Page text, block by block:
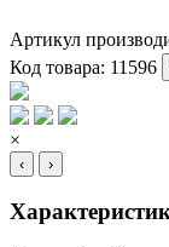
Артикул
Код товара: 11596
×
‹ ›